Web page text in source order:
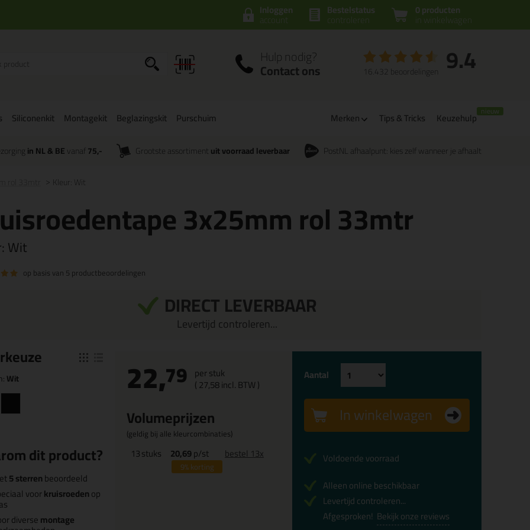
0 producten
in winkelwagen
Bestelstatus
controleren
Inloggen
account
Hulp nodig?
Contact ons 9.4
16.432 beoordelingen
Siliconenkit Montagekit Beglazingskit Purschuim Merken Tips & Tricks Keuzehulp
in NL & BEvanaf 75,- Grootste assortiment uit voorraad leverbaar PostNL afhaalpunt: kies zelf wanneer je afhaalt
Kleur: Wit
3x25mm rol 33mtr
Wit
op basis van 5 productbeoordelingen
DIRECT LEVERBAAR
Levertijd controleren...
keuze
Wit
dit product?
5 sterrenbeoordeeld
voorkruisroedenop
diversemontage
22,79 per stuk
(27,58incl. BTW )
Volumeprijzen
(geldig bij alle kleurcombinaties)
13stuks 20,69p/st
9%korting
bestel 13x
Aantal
In winkelwagen
Voldoende voorraad
Alleen online beschikbaar
Levertijd controleren...
Afgesproken! Bekijk onze reviews